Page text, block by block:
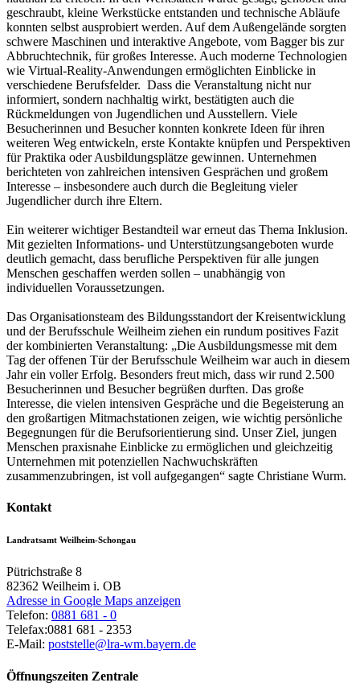
geschraubt, kleine Werkstücke entstanden und technische Abläufe
konnten selbst ausprobiert werden. Auf dem Außengelände sorgten
schwere Maschinen und interaktive Angebote, vom Bagger bis zur
Abbruchtechnik, für großes Interesse. Auch moderne Technologien
wie Virtual-Reality-Anwendungen ermöglichten Einblicke in
verschiedene Berufsfelder. Dass die Veranstaltung nicht nur
informiert, sondern nachhaltig wirkt, bestätigten auch die
Rückmeldungen von Jugendlichen und Ausstellern. Viele
Besucherinnen und Besucher konnten konkrete Ideen für ihren
weiteren Weg entwickeln, erste Kontakte knüpfen und Perspektiven
für Praktika oder Ausbildungsplätze gewinnen. Unternehmen
berichteten von zahlreichen intensiven Gesprächen und großem
Interesse – insbesondere auch durch die Begleitung vieler
Jugendlicher durch ihre Eltern.
Ein weiterer wichtiger Bestandteil war erneut das Thema Inklusion.
Mit gezielten Informations- und Unterstützungsangeboten wurde
deutlich gemacht, dass berufliche Perspektiven für alle jungen
Menschen geschaffen werden sollen – unabhängig von
individuellen Voraussetzungen.
Das Organisationsteam des Bildungsstandort der Kreisentwicklung
und der Berufsschule Weilheim ziehen ein rundum positives Fazit
der kombinierten Veranstaltung: „Die Ausbildungsmesse mit dem
Tag der offenen Tür der Berufsschule Weilheim war auch in diesem
Jahr ein voller Erfolg. Besonders freut mich, dass wir rund 2.500
Besucherinnen und Besucher begrüßen durften. Das große
Interesse, die vielen intensiven Gespräche und die Begeisterung an
den großartigen Mitmachstationen zeigen, wie wichtig persönliche
Begegnungen für die Berufsorientierung sind. Unser Ziel, jungen
Menschen praxisnahe Einblicke zu ermöglichen und gleichzeitig
Unternehmen mit potenziellen Nachwuchskräften
zusammenzubringen, ist voll aufgegangen“ sagte Christiane Wurm.
Kontakt
Landratsamt Weilheim-Schongau
Pütrichstraße 8
82362 Weilheim i. OB
Adresse in Google Maps anzeigen
Telefon: 0881 681 - 0
Telefax:0881 681 - 2353
E-Mail: poststelle@lra-wm.bayern.de
Öffnungszeiten Zentrale